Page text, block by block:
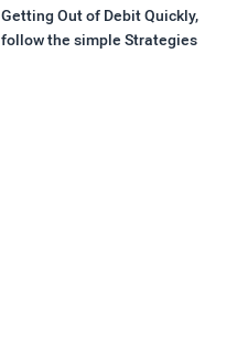
Getting Out of Debit Quickly,
follow the simple Strategies